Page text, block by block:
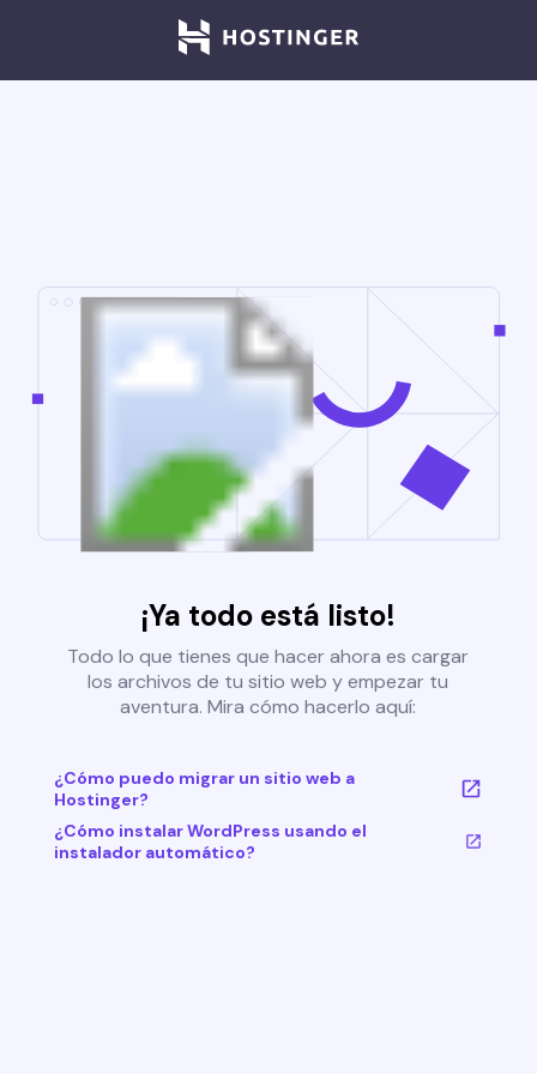
¡Ya todo está listo!
Todo lo que tienes que hacer ahora es cargar
los archivos de tu sitio web y empezar tu
aventura. Mira cómo hacerlo aquí:
¿Cómo puedo migrar un sitio web a
Hostinger?
¿Cómo instalar WordPress usando el
instalador automático?